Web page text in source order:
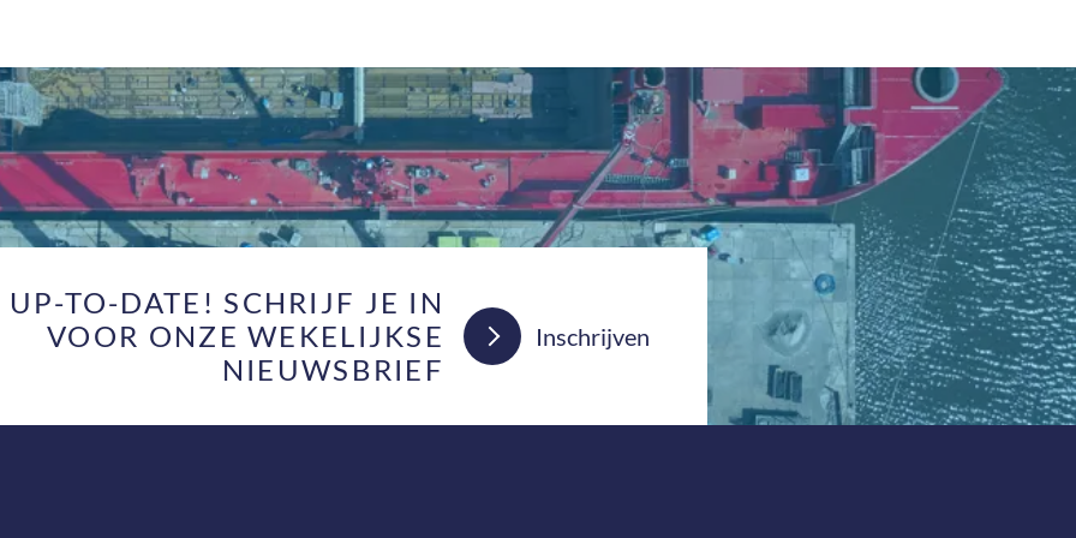
TO-DATE! SCHRIJF JE IN
VOOR ONZE WEKELIJKSE
NIEUWSBRIEF
Inschrijven